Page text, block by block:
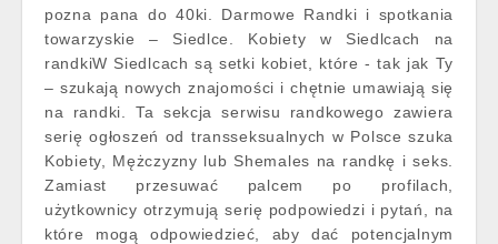
pozna pana do 40ki. Darmowe Randki i spotkania
towarzyskie – Siedlce. Kobiety w Siedlcach na
randkiW Siedlcach są setki kobiet, które - tak jak Ty
– szukają nowych znajomości i chętnie umawiają się
na randki. Ta sekcja serwisu randkowego zawiera
serię ogłoszeń od transseksualnych w Polsce szuka
Kobiety, Mężczyzny lub Shemales na randkę i seks.
Zamiast przesuwać palcem po profilach,
użytkownicy otrzymują serię podpowiedzi i pytań, na
które mogą odpowiedzieć, aby dać potencjalnym